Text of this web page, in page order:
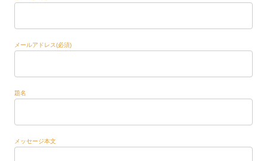
メールアドレス(必須)
題名
メッセージ本文